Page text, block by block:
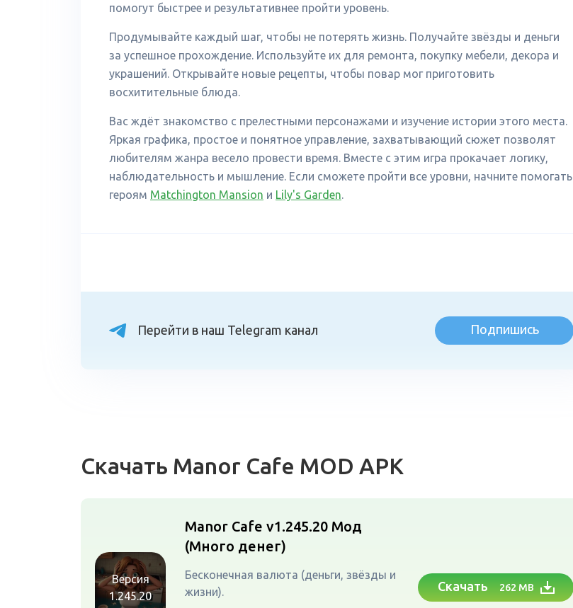
помогут быстрее и результативнее пройти уровень.
Продумывайте каждый шаг, чтобы не потерять жизнь. Получайте звёзды и деньги
за успешное прохождение. Используйте их для ремонта, покупку мебели, декора и
украшений. Открывайте новые рецепты, чтобы повар мог приготовить
восхитительные блюда.
Вас ждёт знакомство с прелестными персонажами и изучение истории этого места.
Яркая графика, простое и понятное управление, захватывающий сюжет позволят
любителям жанра весело провести время. Вместе с этим игра прокачает логику,
наблюдательность и мышление. Если сможете пройти все уровни, начните помогать
героям Matchington Mansion и Lily's Garden.
Перейти в наш Telegram канал Подпишись
Скачать Manor Cafe MOD APK
Версия
1.245.20
Manor Cafe v1.245.20 Мод
(Много денег)
Бесконечная валюта (деньги, звёзды и
жизни).
Скачать 262 MB